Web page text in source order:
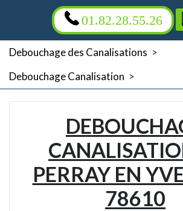
01.82.28.55.26
Debouchage des Canalisations >
Debouchage Canalisation >
PERRAY EN
78610